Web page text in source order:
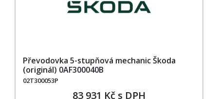
Převodovka 5-stupňová mechanic Škoda
(originál) 0AF300040B
02T300053P
83 931 Kč s DPH